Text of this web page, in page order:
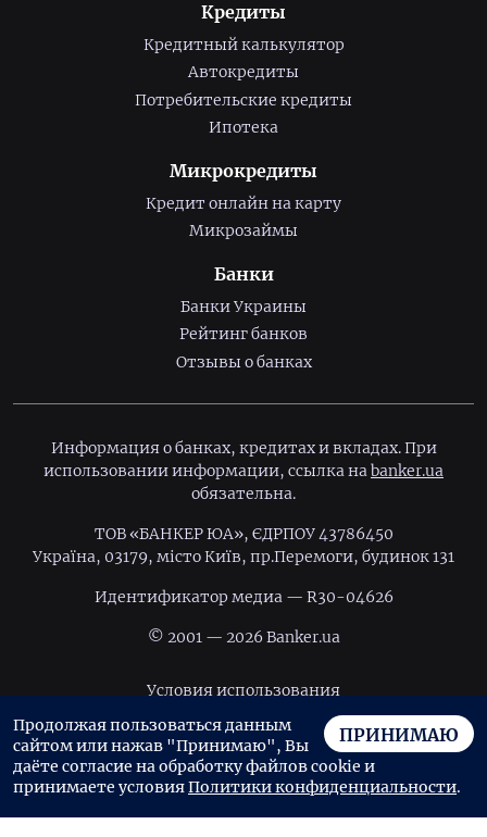
Кредиты
Кредитный калькулятор
Автокредиты
Потребительские кредиты
Ипотека
Микрокредиты
Кредит онлайн на карту
Микрозаймы
Банки
Банки Украины
Рейтинг банков
Отзывы о банках
Информация о банках, кредитах и вкладах. При
использовании информации, ссылка на banker.ua
обязательна.
ТОВ «БАНКЕР ЮА», ЄДРПОУ 43786450
Україна, 03179, місто Київ, пр.Перемоги, будинок 131
Идентификатор медиа — R30-04626
© 2001 — 2026 Banker.ua
Условия использования
Политика конфиденциальности
Пользовательское соглашение
ПРИНИМАЮ
Продолжая пользоваться данным
сайтом или нажав "Принимаю", Вы
даёте согласие на обработку файлов cookie и
принимаете условияПолитики конфиденциальности.